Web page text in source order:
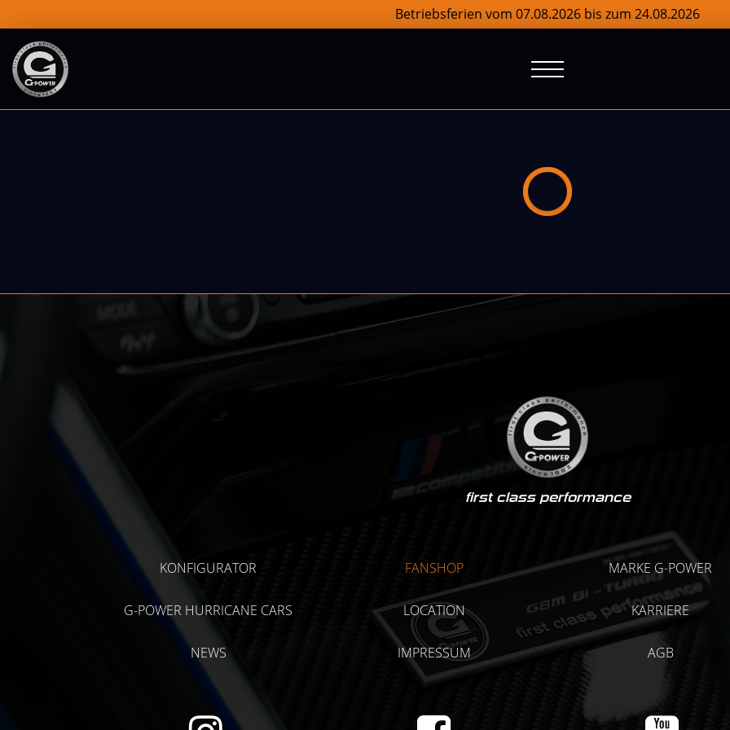
Betriebsferien vom 07.08.2026 bis zum 24.08.2026
first class performance
KONFIGURATOR FANSHOP MARKE G-POWER
G-POWER HURRICANE CARS LOCATION KARRIERE
NEWS IMPRESSUM AGB